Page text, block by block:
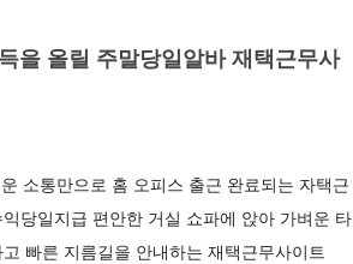
을 올릴 주말당일알바 재택근무사
소통만으로 홈 오피스 출근 완료되는 자택근
당일지급 편안한 거실 쇼파에 앉아 가벼운 타
빠른 지름길을 안내하는 재택근무사이트